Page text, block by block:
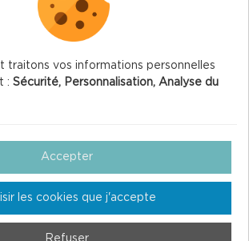
à la newsletter
Gestion des Cookies
Crédits
traitons vos informations personnelles
: Sécurité, Personnalisation, Analyse du
Accepter
Refuser
les cookies que j'accepte